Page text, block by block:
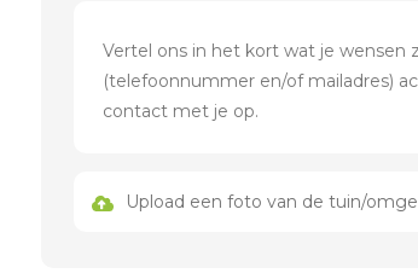
Upload een foto van de tuin/omgeving